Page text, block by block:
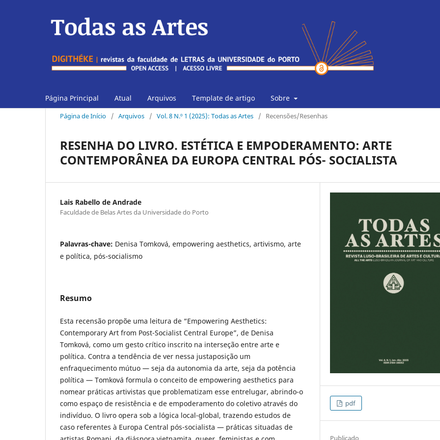
Página Principal Atual Arquivos Template de artigo Sobre
Página de Início / Arquivos / Vol. 8 N.º 1 (2025): Todas as Artes / Recensões/Resenhas
RESENHA DO LIVRO. ESTÉTICA E EMPODERAMENTO: ARTE
CONTEMPORÂNEA DA EUROPA CENTRAL PÓS- SOCIALISTA
Lais Rabello de Andrade
Faculdade de Belas Artes da Universidade do Porto
Palavras-chave: Denisa Tomková, empowering aesthetics, artivismo, arte
e política, pós-socialismo
Resumo
Esta recensão propõe uma leitura de “Empowering Aesthetics:
Contemporary Art from Post-Socialist Central Europe”, de Denisa
Tomková, como um gesto crítico inscrito na interseção entre arte e
política. Contra a tendência de ver nessa justaposição um
enfraquecimento mútuo — seja da autonomia da arte, seja da potência
política — Tomková formula o conceito de empowering aesthetics para
nomear práticas artivistas que problematizam esse entrelugar, abrindo-o
como espaço de resistência e de empoderamento do coletivo através do
indivíduo. O livro opera sob a lógica local-global, trazendo estudos de
caso referentes à Europa Central pós-socialista — práticas situadas de
pdf
Publicado